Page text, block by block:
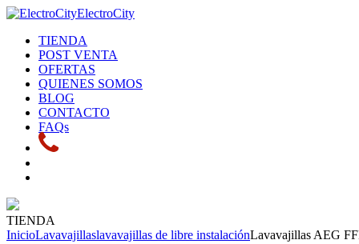
ElectroCity
TIENDA
POST VENTA
OFERTAS
QUIENES SOMOS
BLOG
CONTACTO
FAQs
TIENDA
InicioLavavajillaslavavajillas de libre instalaciónLavavajillas AEG